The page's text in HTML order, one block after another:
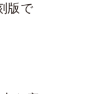
版で